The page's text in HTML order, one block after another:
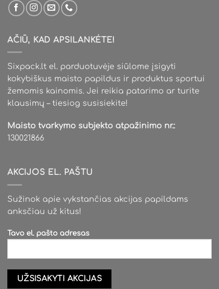
AČIŪ, KAD APSILANKĖTE!
Sixpack.lt el. parduotuvėje siūlome įsigyti
kokybiškus maisto papildus ir produktus sportui
žemomis kainomis. Jei reikia patarimo ar turite
klausimų – tiesiog susisiekite!
Maisto tvarkymo subjekto atpažinimo nr.:
130021866
AKCIJOS EL. PAŠTU
Sužinok apie vykstančias akcijas papildams
anksčiau už kitus!
Tavo el. pašto adresas